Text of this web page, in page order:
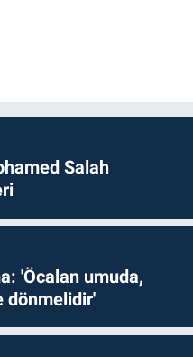
Salah
'Öcalan umuda,
dönmelidir'